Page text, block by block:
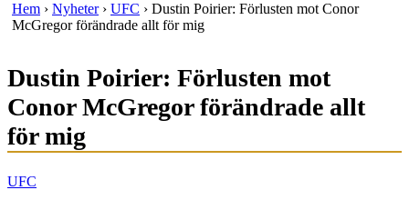
Hem › Nyheter› UFC › Dustin Poirier: Förlusten mot Conor
McGregor förändrade allt för mig
Dustin Poirier: Förlusten mot
Conor McGregor förändrade allt
för mig
UFC